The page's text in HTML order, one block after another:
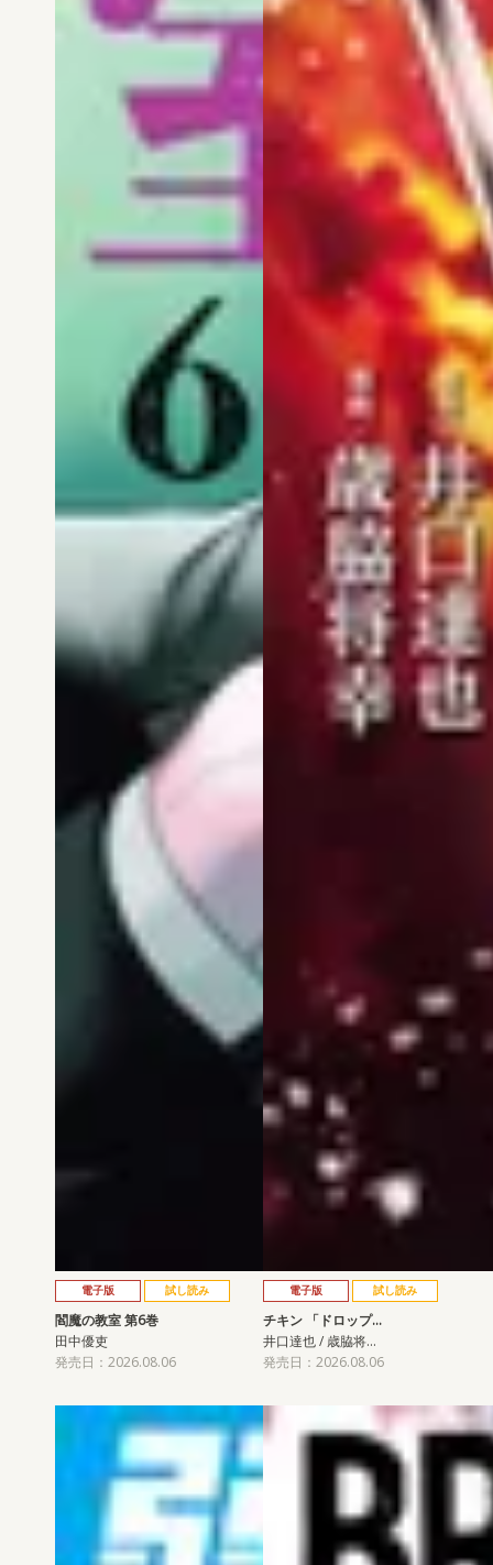
電子版 試し読み
閻魔の教室 第6巻
田中優吏
発売日：2026.08.06
電子版 試し読み
チキン 「ドロップ…
井口達也 / 歳脇将…
発売日：2026.08.06